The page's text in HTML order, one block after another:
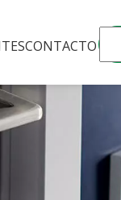
CONTACTO